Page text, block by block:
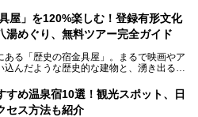
を観察する貴重な自然体験と温泉をあわせ
、ぜひ参考にしてください。
ンも多い温泉です。冬はスキーと一緒に楽
泉を紹介します。
屋」を120%楽しむ！登録有形文化
湯めぐり、無料ツアー完全ガイド
ある「歴史の宿金具屋」。まるで映画やア
込んだような歴史的な建物と、湧き出る温
たいですよね。この記事では、金具屋での
出にするための「楽しみ方」を徹底的にご
すめ温泉宿10選！観光スポット、日
セス方法も紹介